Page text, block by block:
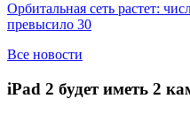
Орбитальная сеть растет:
превысило 30
Все новости
iPad 2 будет иметь 2